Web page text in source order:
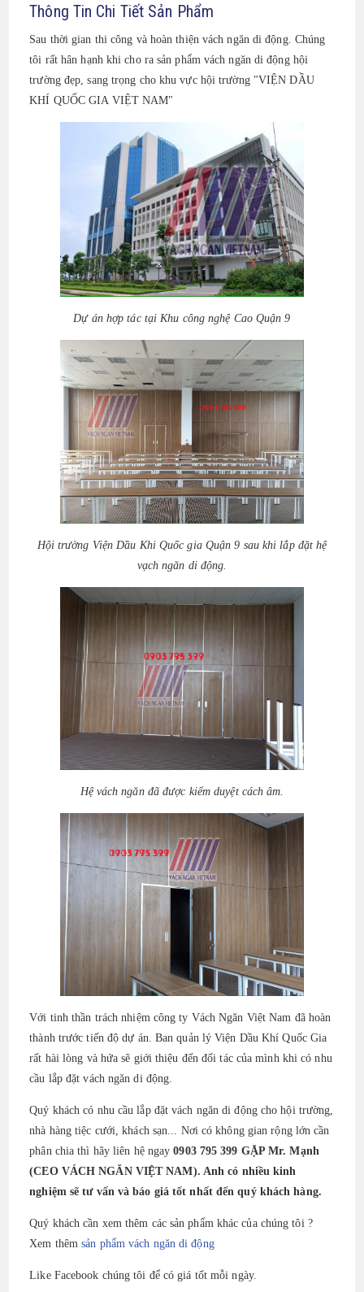
Thông Tin Chi Tiết Sản Phẩm
Sau thời gian thi công và hoàn thiện vách ngăn di động. Chúng
tôi rất hân hạnh khi cho ra sản phẩm vách ngăn di động hội
trường đẹp, sang trọng cho khu vực hội trường "VIỆN DẦU
KHÍ QUỐC GIA VIỆT NAM"
Dự án hợp tác tại Khu công nghệ Cao Quận 9
Hội trường Viện Dầu Khi Quốc gia Quận 9 sau khi lắp đặt hệ
vạch ngăn di động.
Hệ vách ngăn đã được kiểm duyệt cách âm.
Với tinh thần trách nhiệm công ty Vách Ngăn Việt Nam đã hoàn
thành trước tiến độ dự án. Ban quản lý Viện Dầu Khí Quốc Gia
rất hài lòng và hứa sẽ giới thiệu đến đối tác của mình khi có nhu
cầu lắp đặt vách ngăn di động.
Quý khách có nhu cầu lắp đặt vách ngăn di động cho hội trường,
nhà hàng tiệc cưới, khách sạn... Nơi có không gian rộng lớn cần
phân chia thì hãy liên hệ ngay0903 795 399 GẶP Mr. Mạnh
(CEO VÁCH NGĂN VIỆT NAM). Anh có nhiều kinh
nghiệm sẽ tư vấn và báo giá tốt nhất đến quý khách hàng.
Quý khách cần xem thêm các sản phẩm khác của chúng tôi ?
Xem thêmsản phẩm vách ngăn di động
Like Facebook chúng tôi để có giá tốt mỗi ngày.